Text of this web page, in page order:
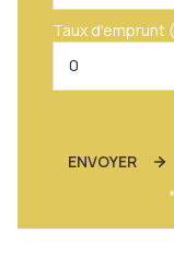
Taux d'emprunt
ENVOYER